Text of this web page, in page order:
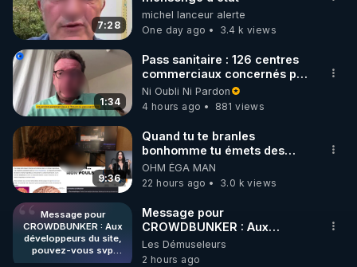
🌱 LA NEWSLETTER
Pour ne pas rater l’actualité RGNR (stages,
http://rgnr.li/news
🌱 VIDÉOS NON CENSURÉES SUR ODYSEE
Toutes les vidéos Youtube sont aussi sur la
http://rgnr.li/odysee
🌱 LES STAGES EN PRÉSENTIEL
http://rgnr.li/stages
7:28
michel lanceur alerte
One day ago
3.4 k views
1:34
Pass sanitaire : 126 centres
commerciaux concernés par
l'obligation dans toute la
France
Ni Oubli Ni Pardon
4 hours ago
881 views
9:36
Quand tu te branles
bonhomme tu émets des
ondes ils ont juste omis de
t'expliquer
OHM ÉGA MAN
22 hours ago
3.0 k views
Message pour
CROWDBUNKER : Aux
développeurs du site,
pouvez-vous svp
remettre la
Message pour
CROWDBUNKER : Aux
développeurs du site,
pouvez-vous svp remettre la
Les Démuseleurs
2 hours ago